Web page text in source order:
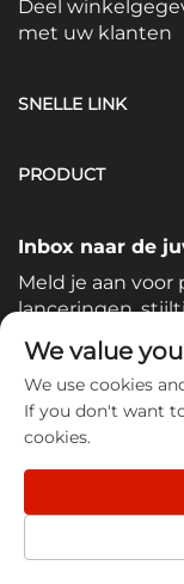
Deel
met uw klanten
SNELLE LINK
PRODUCT
Inbox naar de
Meld je aan
lanceringen,
Uw e-mailadres
Subscribe
We value
We use cookies
If you don't want
cookies.